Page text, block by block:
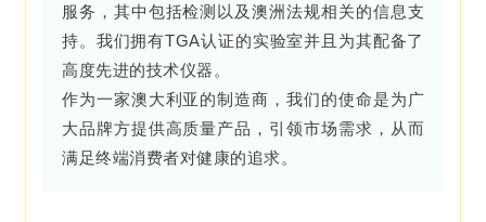
服务，其中包括检测以及澳洲法规相关的信息支
持。我们拥有TGA认证的实验室并且为其配备了
高度先进的技术仪器。
作为一家澳大利亚的制造商，我们的使命是为广
大品牌方提供高质量产品，引领市场需求，从而
满足终端消费者对健康的追求。